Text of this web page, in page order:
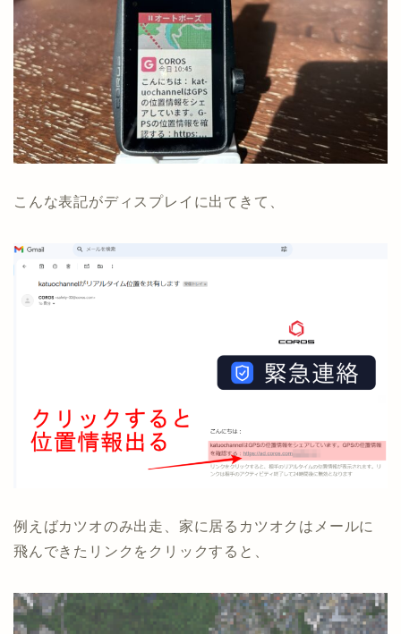
こんな表記がディスプレイに出てきて、
例えばカツオのみ出走、家に居るカツオクはメールに
飛んできたリンクをクリックすると、